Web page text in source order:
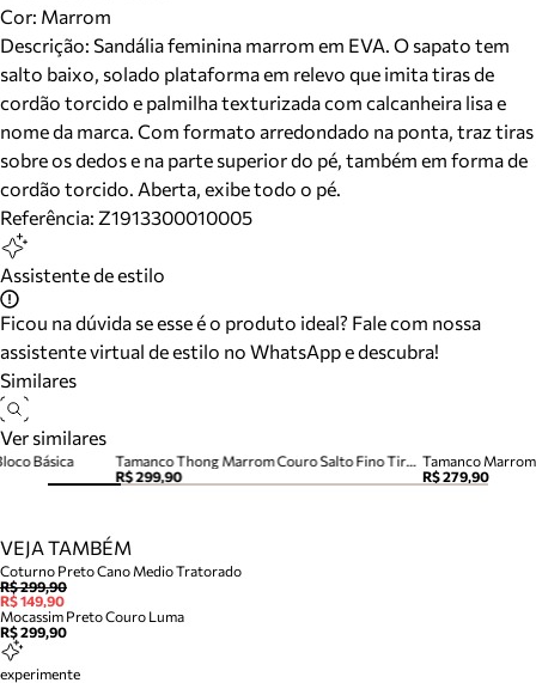
Cor: Marrom
Descrição: Sandália feminina marrom em EVA. O sapato tem
salto baixo, solado plataforma em relevo que imita tiras de
cordão torcido e palmilha texturizada com calcanheira lisa e
nome da marca. Com formato arredondado na ponta, traz tiras
sobre os dedos e na parte superior do pé, também em forma de
cordão torcido. Aberta, exibe todo o pé.
Referência: Z1913300010005
Assistente de estilo
Ficou na dúvida se esse é o produto ideal? Fale com nossa
assistente virtual de estilo no WhatsApp e descubra!
Similares
Ver similares
Tamanco Thong Marrom Couro Salto Fino Tira Dedo
R$ 299,90
Tamanco
R$ 279,90
Básica
VEJA TAMBÉM
Coturno Preto Cano Medio Tratorado
R$ 299,90
R$ 149,90
Mocassim Preto Couro Luma
R$ 299,90
experimente